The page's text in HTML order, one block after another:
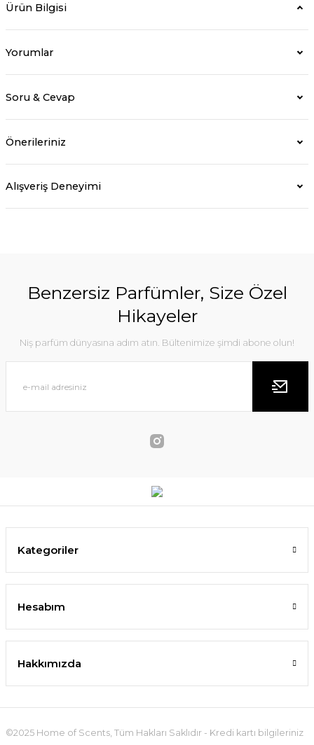
Ürün Bilgisi
Yorumlar
Soru & Cevap
Önerileriniz
Alışveriş Deneyimi
Benzersiz Parfümler, Size Özel
Hikayeler
Niş parfüm dünyasına adım atın. Bültenimize şimdi abone olun!
Kategoriler
Hesabım
Hakkımızda
©2025 Home of Scents, Tüm Hakları Saklıdır - Kredi kartı bilgileriniz